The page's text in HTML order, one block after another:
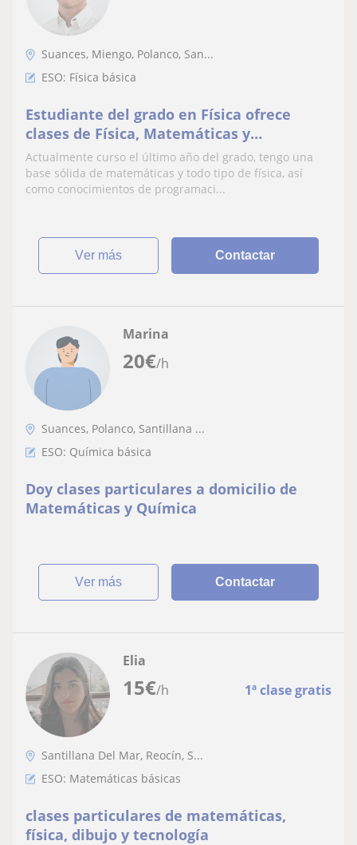
Suances, Miengo, Polanco, San...
ESO: Física básica
Estudiante del grado en Física ofrece
clases de Física, Matemáticas y
Programación
Actualmente curso el último año del grado, tengo una
base sólida de matemáticas y todo tipo de física, así
como conocimientos de programaci...
ver más Contactar
20€/h
Marina
Suances, Polanco, Santillana ...
ESO: Química básica
Doy clases particulares a domicilio de
Matemáticas y Química
ver más Contactar
15€/h 1ª clase gratis
Elia
Santillana Del Mar, Reocín, S...
ESO: Matemáticas básicas
clases particulares de matemáticas,
física, dibujo y tecnología